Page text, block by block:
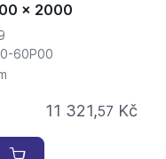
x 2000
60P00
11 321,57 Kč